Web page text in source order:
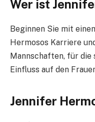
Wer ist
Beginnen Sie mit
Hermosos Karriere
Mannschaften, für die
Einfluss auf den
Jennifer